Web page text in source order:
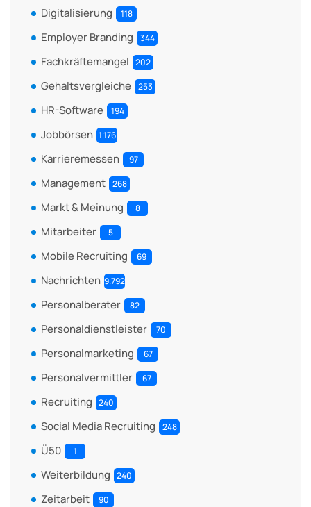
Digitalisierung 118
Employer Branding 344
Fachkräftemangel 202
Gehaltsvergleiche 253
HR-Software 194
Jobbörsen 1.176
Karrieremessen 97
Management 268
Markt & Meinung 8
Mitarbeiter 5
Mobile Recruiting 69
Nachrichten 9.792
Personalberater 82
Personaldienstleister 70
Personalmarketing 67
Personalvermittler 67
Recruiting 240
Social Media Recruiting 248
Ü50 1
Weiterbildung 240
Zeitarbeit 90